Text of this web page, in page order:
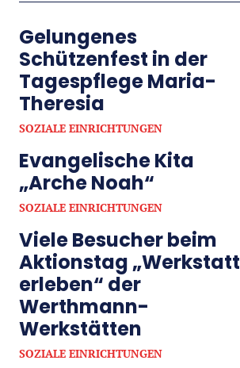
Gelungenes
Schützenfest in der
Tagespflege Maria-
Theresia
SOZIALE EINRICHTUNGEN
Evangelische Kita
„Arche Noah“
SOZIALE EINRICHTUNGEN
Viele Besucher beim
Aktionstag „Werkstatt
erleben“ der
Werthmann-
Werkstätten
SOZIALE EINRICHTUNGEN